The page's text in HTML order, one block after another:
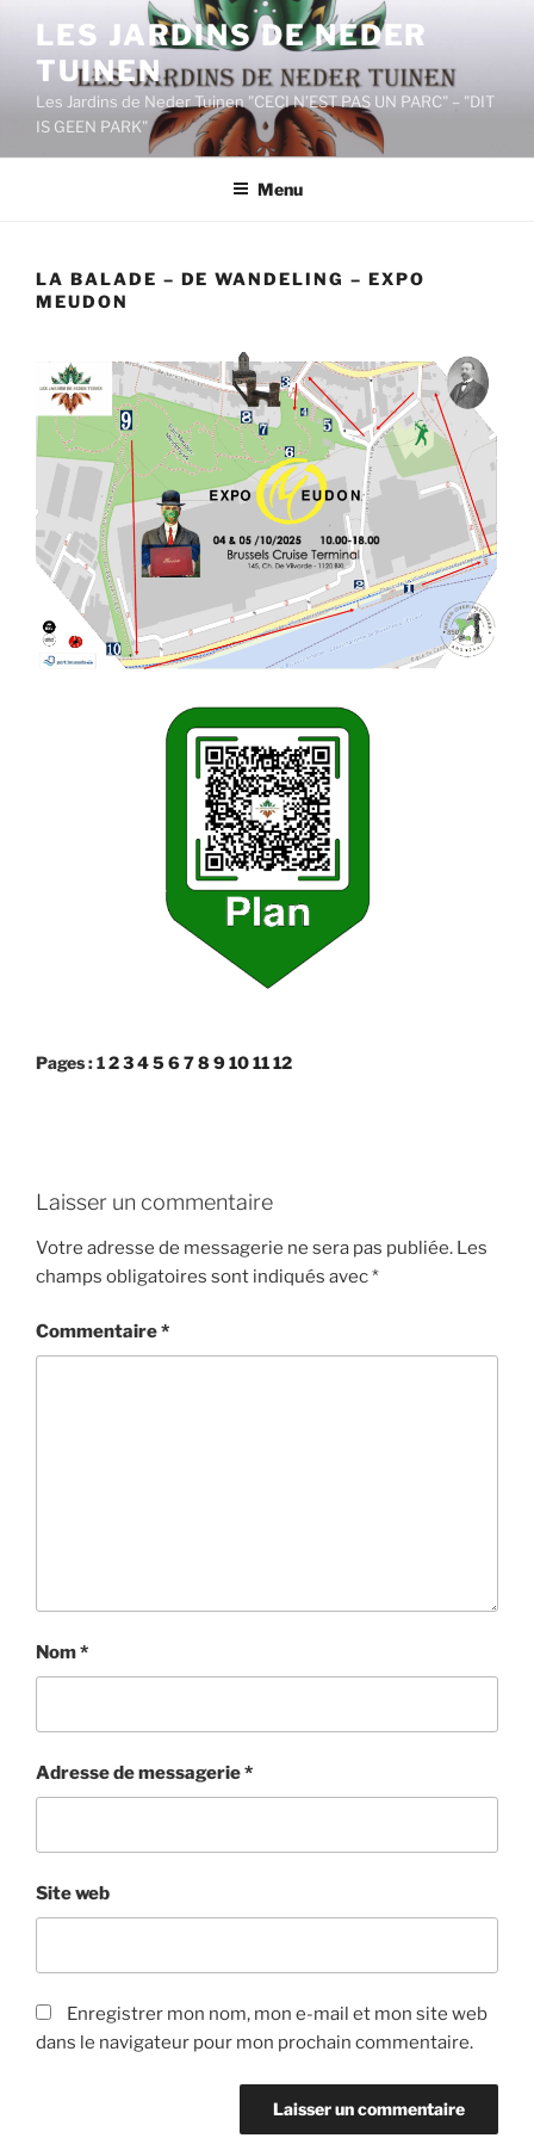
contenu
principal
LES JARDINS DE NEDER
TUINEN
Les Jardins de Neder Tuinen "CECI N’EST PAS UN PARC" – "DIT
IS GEEN PARK"
Menu
LA BALADE – DE WANDELING – EXPO
MEUDON
Pages :12345 678 9101112
Laisser un commentaire
Votre adresse de messagerie ne sera pas publiée. Les
champs obligatoires sont indiqués avec*
Commentaire*
Nom*
Adresse de messagerie*
Site web
Enregistrer mon nom, mon e-mail et mon site web
dans le navigateur pour mon prochain commentaire.